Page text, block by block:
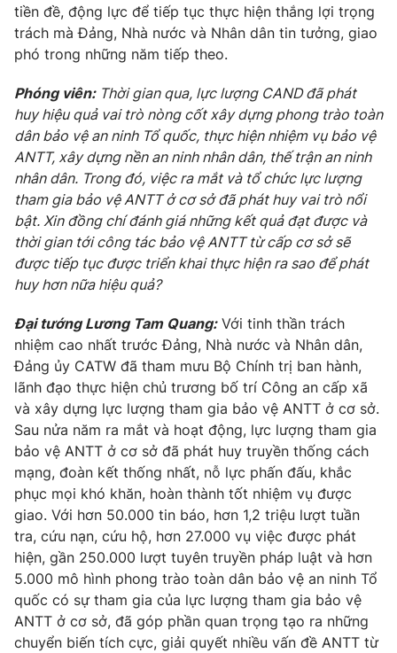
Tổng đài VTV:024.38 355 931 - 024.38 355 932
Ðiện thoại Thời báo VTV:024.66 897 897
Email:
toasoan@vtv.vn
Liên hệ quảng cáo:024-7300.7108
® Cấm sao chép dưới mọi hình thức nếu không có sự chấp
thuận bằng văn bản. Ghi rõ nguồn VTV.vn khi phát hành lại
thông tin từ website này.
tiền đề, động lực để tiếp tục thực hiện thắng lợi trọng
trách mà Đảng, Nhà nước và Nhân dân tin tưởng, giao
phó trong những năm tiếp theo.
Phóng viên: Thời gian qua, lực lượng CAND đã phát
huy hiệu quả vai trò nòng cốt xây dựng phong trào toàn
dân bảo vệ an ninh Tổ quốc, thực hiện nhiệm vụ bảo vệ
ANTT, xây dựng nền an ninh nhân dân, thế trận an ninh
nhân dân. Trong đó, việc ra mắt và tổ chức lực lượng
tham gia bảo vệ ANTT ở cơ sở đã phát huy vai trò nổi
bật. Xin đồng chí đánh giá những kết quả đạt được và
thời gian tới công tác bảo vệ ANTT từ cấp cơ sở sẽ
được tiếp tục được triển khai thực hiện ra sao để phát
huy hơn nữa hiệu quả?
Đại tướng Lương Tam Quang:Với tinh thần trách
nhiệm cao nhất trước Đảng, Nhà nước và Nhân dân,
Đảng ủy CATW đã tham mưu Bộ Chính trị ban hành,
lãnh đạo thực hiện chủ trương bố trí Công an cấp xã
và xây dựng lực lượng tham gia bảo vệ ANTT ở cơ sở.
Sau nửa năm ra mắt và hoạt động, lực lượng tham gia
bảo vệ ANTT ở cơ sở đã phát huy truyền thống cách
mạng, đoàn kết thống nhất, nỗ lực phấn đấu, khắc
phục mọi khó khăn, hoàn thành tốt nhiệm vụ được
giao. Với hơn 50.000 tin báo, hơn 1,2 triệu lượt tuần
tra, cứu nạn, cứu hộ, hơn 27.000 vụ việc được phát
hiện, gần 250.000 lượt tuyên truyền pháp luật và hơn
5.000 mô hình phong trào toàn dân bảo vệ an ninh Tổ
quốc có sự tham gia của lực lượng tham gia bảo vệ
ANTT ở cơ sở, đã góp phần quan trọng tạo ra những
chuyển biến tích cực, giải quyết nhiều vấn đề ANTT từ